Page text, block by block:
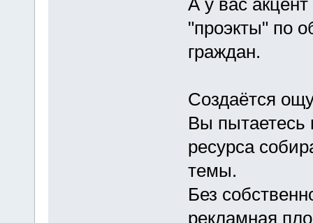
А у вас
"проэкты" по
граждан.
Создаётся
Вы пытаетесь
ресурса
темы.
Без
рекламная